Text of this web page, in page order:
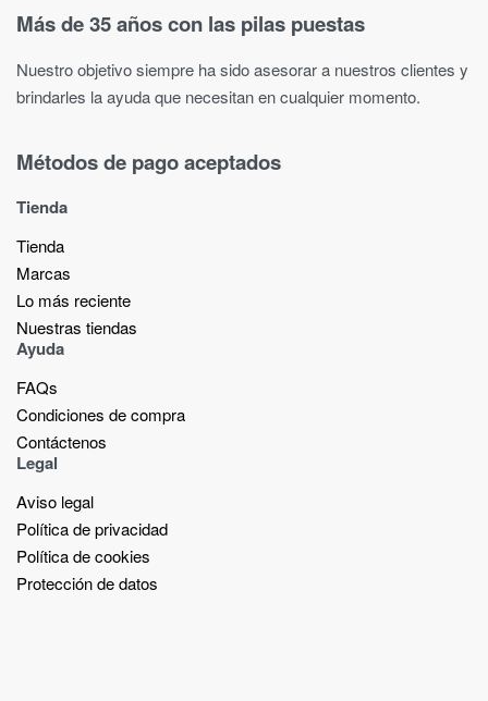
Más de 35 años con las pilas puestas
Nuestro objetivo siempre ha sido asesorar a nuestros clientes y
brindarles la ayuda que necesitan en cualquier momento.
Métodos de pago aceptados
Tienda
Tienda
Marcas
Lo más reciente​
Nuestras tiendas​
Ayuda
FAQs
Condiciones de compra
Contáctenos
Legal
Aviso legal
Política de privacidad
Política de cookies
Protección de datos